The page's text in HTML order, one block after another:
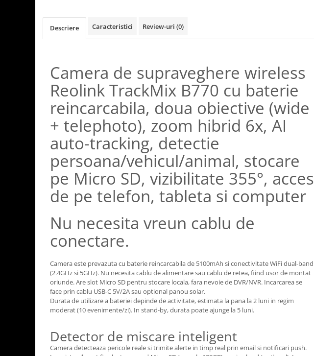
Descriere Caracteristici Review-uri (0)
Camera de supraveghere wireless
Reolink TrackMix B770 cu baterie
reincarcabila, doua obiective (wide
+ telephoto), zoom hibrid 6x, AI
auto-tracking, detectie
persoana/vehicul/animal, stocare
pe Micro SD, vizibilitate 355°, acces
de pe telefon, tableta si computer
Nu necesita vreun cablu de
conectare.
Camera este prevazuta cu baterie reincarcabila de 5100mAh si conectivitate WiFi dual-band
(2.4GHz si 5GHz). Nu necesita cablu de alimentare sau cablu de retea, fiind usor de montat
oriunde. Are slot Micro SD pentru stocare locala, fara nevoie de DVR/NVR. Incarcarea se
face prin cablu USB-C 5V/2A sau optional panou solar.
Durata de utilizare a bateriei depinde de activitate, estimata la pana la 2 luni in regim
moderat (10 evenimente/zi). In stand-by, durata poate ajunge la 5 luni.
Detector de miscare inteligent
Camera detecteaza pericole reale si trimite alerte in timp real prin email si notificari push.